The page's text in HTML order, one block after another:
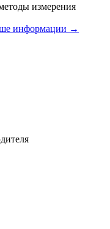
измерения
информации →